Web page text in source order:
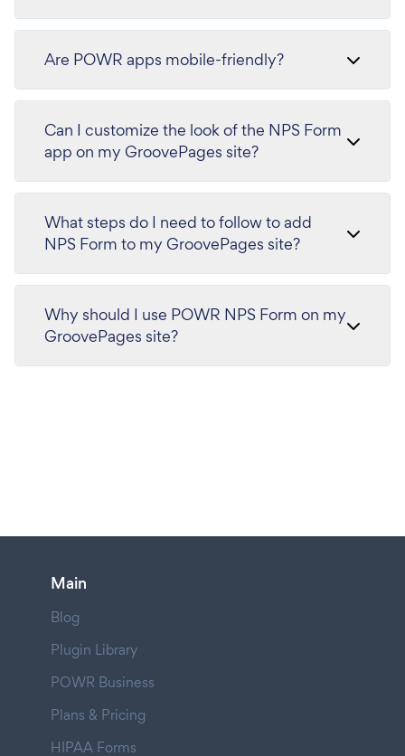
Are POWR apps mobile-friendly?
Can I customize the look of the NPS Form
app on my GroovePages site?
What steps do I need to follow to add
NPS Form to my GroovePages site?
Why should I use POWR NPS Form on my
GroovePages site?
Main
Blog
Plugin Library
POWR Business
Plans & Pricing
HIPAA Forms